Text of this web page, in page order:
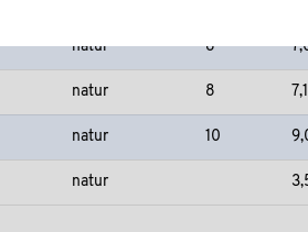
natur 8
natur 8 7,1
natur 10
natur